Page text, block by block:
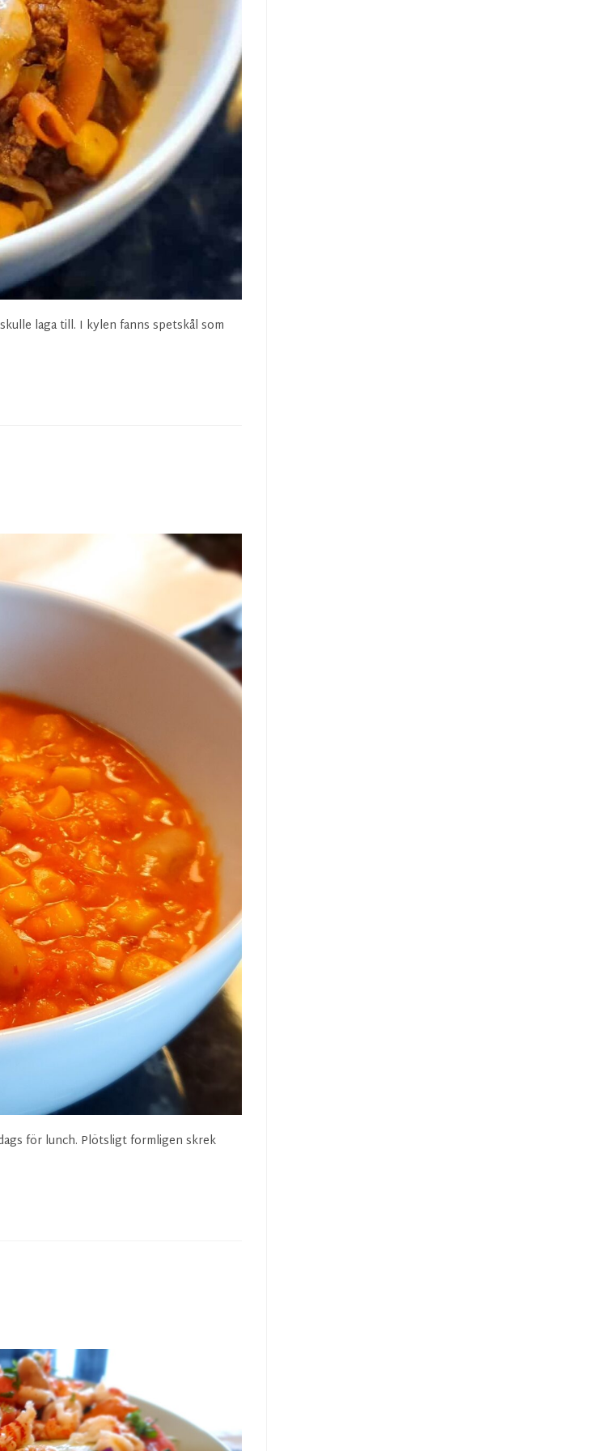
laga till. I kylen fanns spetskål som
för lunch. Plötsligt formligen skrek